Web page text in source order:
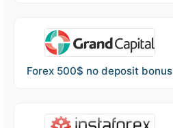
Forex 500$ no deposit bonus